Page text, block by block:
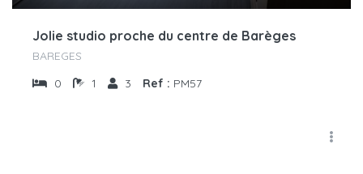
Jolie studio proche du centre de Barèges
BAREGES
0
1 3 Ref : PM57